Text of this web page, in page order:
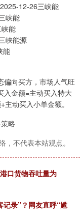
12-26三峡能
峡能
能
峡能源
能
偏向买方，市场人气旺
入金额=主动买入特大
动买入小单金额。
略
，不代表本站观点。
口货物吞吐量为
记录”？网友直呼“尴